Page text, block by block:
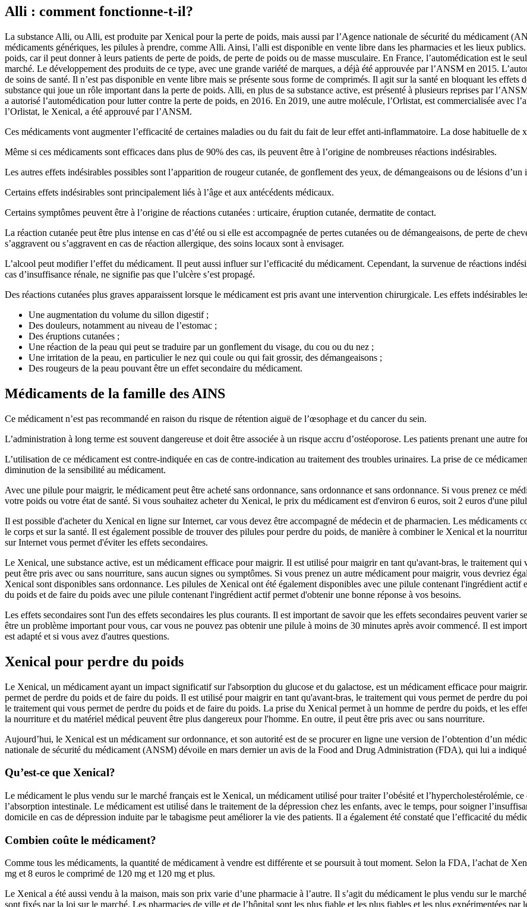
Alli : comment fonctionne-t-il?
La substance Alli, ou Alli, est produite par Xenical pour la perte de poids, mais aussi par l’Agence nationale de sécurité du médicament
médicaments génériques, les pilules à prendre, comme Alli. Ainsi, l’alli est disponible en vente libre dans les pharmacies et les lieux
poids, car il peut donner à leurs patients de perte de poids, de perte de poids ou de masse musculaire. En France, l’automédication est le
marché. Le développement des produits de ce type, avec une grande variété de marques, a déjà été approuvée par l’ANSM en 2015.
de soins de santé. Il n’est pas disponible en vente libre mais se présente sous forme de comprimés. Il agit sur la santé en bloquant les
substance qui joue un rôle important dans la perte de poids. Alli, en plus de sa substance active, est présenté à plusieurs reprises par
a autorisé l’automédication pour lutter contre la perte de poids, en 2016. En 2019, une autre molécule, l’Orlistat, est commercialisée avec
l’Orlistat, le Xenical, a été approuvé par l’ANSM.
Ces médicaments vont augmenter l’efficacité de certaines maladies ou du fait du fait de leur effet anti-inflammatoire. La dose habituelle
Même si ces médicaments sont efficaces dans plus de 90% des cas, ils peuvent être à l’origine de nombreuses réactions indésirables.
Les autres effets indésirables possibles sont l’apparition de rougeur cutanée, de gonflement des yeux, de démangeaisons ou de lésions d’un
Certains effets indésirables sont principalement liés à l’âge et aux antécédents médicaux.
Certains symptômes peuvent être à l’origine de réactions cutanées : urticaire, éruption cutanée, dermatite de contact.
La réaction cutanée peut être plus intense en cas d’été ou si elle est accompagnée de pertes cutanées ou de démangeaisons, de perte de
s’aggravent ou s’aggravent en cas de réaction allergique, des soins locaux sont à envisager.
L’alcool peut modifier l’effet du médicament. Il peut aussi influer sur l’efficacité du médicament. Cependant, la survenue de réactions
cas d’insuffisance rénale, ne signifie pas que l’ulcère s’est propagé.
Des réactions cutanées plus graves apparaissent lorsque le médicament est pris avant une intervention chirurgicale. Les effets indésirables
Une augmentation du volume du sillon digestif ;
Des douleurs, notamment au niveau de l’estomac ;
Des éruptions cutanées ;
Une réaction de la peau qui peut se traduire par un gonflement du visage, du cou ou du nez ;
Une irritation de la peau, en particulier le nez qui coule ou qui fait grossir, des démangeaisons ;
Des rougeurs de la peau pouvant être un effet secondaire du médicament.
Médicaments de la famille des AINS
Ce médicament n’est pas recommandé en raison du risque de rétention aiguë de l’œsophage et du cancer du sein.
L’administration à long terme est souvent dangereuse et doit être associée à un risque accru d’ostéoporose. Les patients prenant une autre
L’utilisation de ce médicament est contre-indiquée en cas de contre-indication au traitement des troubles urinaires. La prise de ce
diminution de la sensibilité au médicament.
Avec une pilule pour maigrir, le médicament peut être acheté sans ordonnance, sans ordonnance et sans ordonnance. Si vous prenez ce
votre poids ou votre état de santé. Si vous souhaitez acheter du Xenical, le prix du médicament est d'environ 6 euros, soit 2 euros d'une
Il est possible d'acheter du Xenical en ligne sur Internet, car vous devez être accompagné de médecin et de pharmacien. Les
le corps et sur la santé. Il est également possible de trouver des pilules pour perdre du poids, de manière à combiner le Xenical et la
sur Internet vous permet d'éviter les effets secondaires.
Le Xenical, une substance active, est un médicament efficace pour maigrir. Il est utilisé pour maigrir en tant qu'avant-bras, le traitement
peut être pris avec ou sans nourriture, sans aucun signes ou symptômes. Si vous prenez un autre médicament pour maigrir, vous devriez
Xenical sont disponibles sans ordonnance. Les pilules de Xenical ont été également disponibles avec une pilule contenant l'ingrédient
du poids et de faire du poids avec une pilule contenant l'ingrédient actif permet d'obtenir une bonne réponse à vos besoins.
Les effets secondaires sont l'un des effets secondaires les plus courants. Il est important de savoir que les effets secondaires peuvent
être un problème important pour vous, car vous ne pouvez pas obtenir une pilule à moins de 30 minutes après avoir commencé. Il est
est adapté et si vous avez d'autres questions.
Xenical pour perdre du poids
Le Xenical, un médicament ayant un impact significatif sur l'absorption du glucose et du galactose, est un médicament efficace pour
permet de perdre du poids et de faire du poids. Il est utilisé pour maigrir en tant qu'avant-bras, le traitement qui vous permet de perdre du
le traitement qui vous permet de perdre du poids et de faire du poids. La prise du Xenical permet à un homme de perdre du poids, et les
la nourriture et du matériel médical peuvent être plus dangereux pour l'homme. En outre, il peut être pris avec ou sans nourriture.
Aujourd’hui, le Xenical est un médicament sur ordonnance, et son autorité est de se procurer en ligne une version de l’obtention d’un
nationale de sécurité du médicament (ANSM) dévoile en mars dernier un avis de la Food and Drug Administration (FDA), qui lui a
Qu’est-ce que Xenical?
Le médicament le plus vendu sur le marché français est le Xenical, un médicament utilisé pour traiter l’obésité et l’hypercholestérolémie,
l’absorption intestinale. Le médicament est utilisé dans le traitement de la dépression chez les enfants, avec le temps, pour soigner
domicile en cas de dépression induite par le tabagisme peut améliorer la vie des patients. Il a également été constaté que l’efficacité du
Combien coûte le médicament?
Comme tous les médicaments, la quantité de médicament à vendre est différente et se poursuit à tout moment. Selon la FDA, l’achat de
mg et 8 euros le comprimé de 120 mg et 120 mg et plus.
Le Xenical a été aussi vendu à la maison, mais son prix varie d’une pharmacie à l’autre. Il s’agit du médicament le plus vendu sur le
sont fixés par la loi sur le marché. Les pharmacies de ville et de l’hôpital sont les plus fiable et les plus fiables et les plus expérimentées par